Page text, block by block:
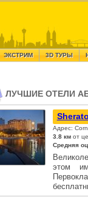
ЭКСТРИМ 3D ТУРЫ
ЛУЧШИЕ ОТЕЛИ
Адрес:
3.8 кмот
Средняя
этом